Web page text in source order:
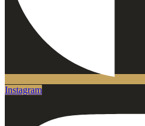
Instagram